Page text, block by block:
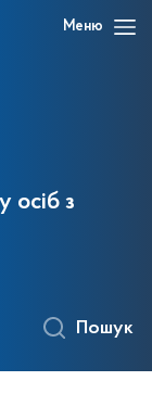
Меню
осіб з
Пошук